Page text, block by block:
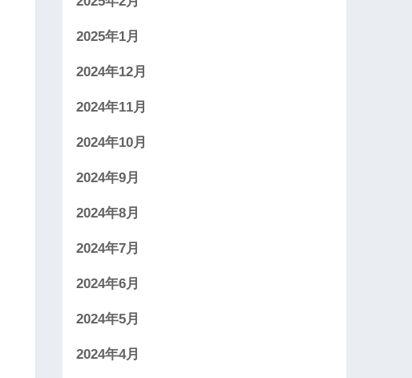
2025年1月
2024年12月
2024年11月
2024年10月
2024年9月
2024年8月
2024年7月
2024年6月
2024年5月
2024年4月